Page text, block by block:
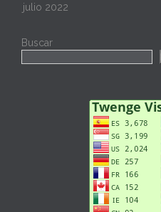
julio 2022
Buscar